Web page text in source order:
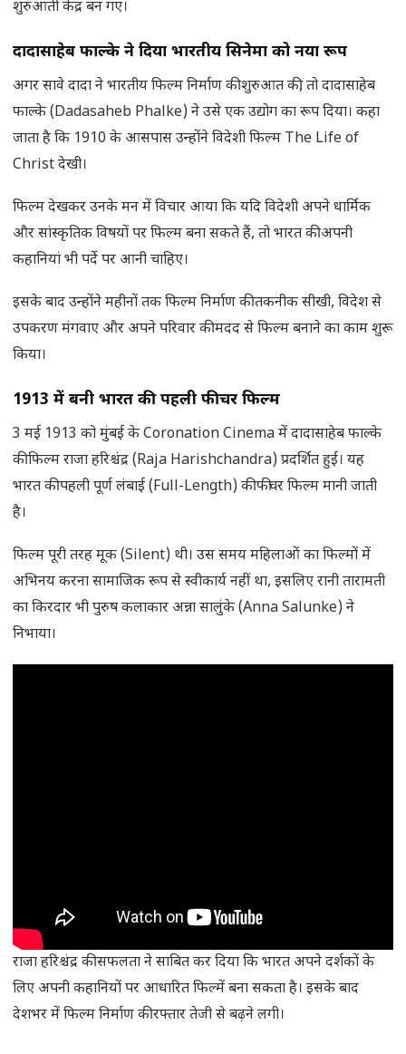
शुरुआती केंद्र बन गए।
दादासाहेब फाल्के ने दिया भारतीय सिनेमा को नया रूप
अगर सावे दादा ने भारतीय फिल्म निर्माण की शुरुआत की, तो दादासाहेब
फाल्के (Dadasaheb Phalke) ने उसे एक उद्योग का रूप दिया। कहा
जाता है कि 1910 के आसपास उन्होंने विदेशी फिल्म The Life of
Christ देखी।
फिल्म देखकर उनके मन में विचार आया कि यदि विदेशी अपने धार्मिक
और सांस्कृतिक विषयों पर फिल्म बना सकते हैं, तो भारत की अपनी
कहानियां भी पर्दे पर आनी चाहिए।
इसके बाद उन्होंने महीनों तक फिल्म निर्माण की तकनीक सीखी, विदेश से
उपकरण मंगवाए और अपने परिवार की मदद से फिल्म बनाने का काम शुरू
किया।
1913 में बनी भारत की पहली फीचर फिल्म
3 मई 1913 को मुंबई के Coronation Cinema में दादासाहेब फाल्के
की फिल्म राजा हरिश्चंद्र (Raja Harishchandra) प्रदर्शित हुई। यह
भारत की पहली पूर्ण लंबाई (Full-Length) की फीचर फिल्म मानी जाती
है।
फिल्म पूरी तरह मूक (Silent) थी। उस समय महिलाओं का फिल्मों में
अभिनय करना सामाजिक रूप से स्वीकार्य नहीं था, इसलिए रानी तारामती
का किरदार भी पुरुष कलाकार अन्ना सालुंके (Anna Salunke) ने
निभाया।
राजा हरिश्चंद्र की सफलता ने साबित कर दिया कि भारत अपने दर्शकों के
लिए अपनी कहानियों पर आधारित फिल्में बना सकता है। इसके बाद
देशभर में फिल्म निर्माण की रफ्तार तेजी से बढ़ने लगी।